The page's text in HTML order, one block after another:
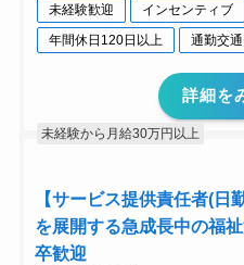
未経験歓迎 インセンティブ
年間休日120日以上
通勤交
詳細を
未経験から月給30万円以上
【サービス提供責任者(日
を展開する急成長中の福
卒歓迎